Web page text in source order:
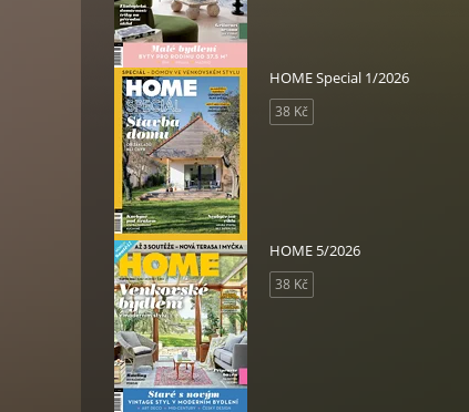
HOME Special 1/2026
38 Kč
HOME 5/2026
38 Kč